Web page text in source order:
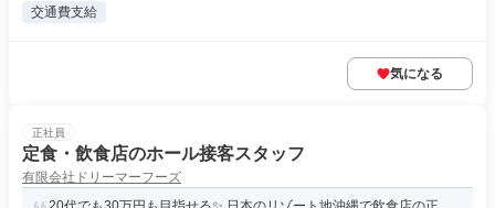
交通費支給
気になる
正社員
定食・飲食店のホール接客スタッフ
有限会社ドリーマーフーズ